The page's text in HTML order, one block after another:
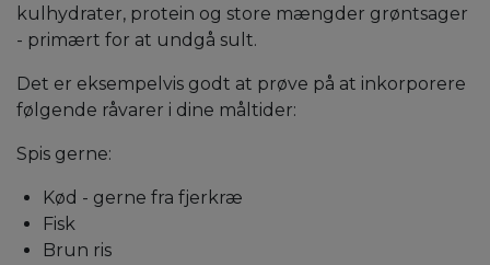
kulhydrater, protein og store mængder grøntsager
- primært for at undgå sult.
Det er eksempelvis godt at prøve på at inkorporere
følgende råvarer i dine måltider:
Spis gerne:
Kød - gerne fra fjerkræ
Fisk
Brun ris